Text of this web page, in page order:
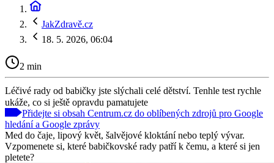
JakZdravě.cz
18. 5. 2026, 06:04
2 min
Léčivé rady od babičky jste slýchali celé dětství. Tenhle test rychle
ukáže, co si ještě opravdu pamatujete
Přidejte si obsah Centrum.cz do oblíbených zdrojů pro Google
hledání a Google zprávy
Med do čaje, lipový květ, šalvějové kloktání nebo teplý vývar.
Vzpomenete si, které babičkovské rady patří k čemu, a které si jen
pletete?